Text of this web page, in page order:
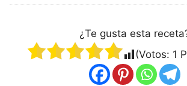
¿Te gusta esta
(Votos: 1